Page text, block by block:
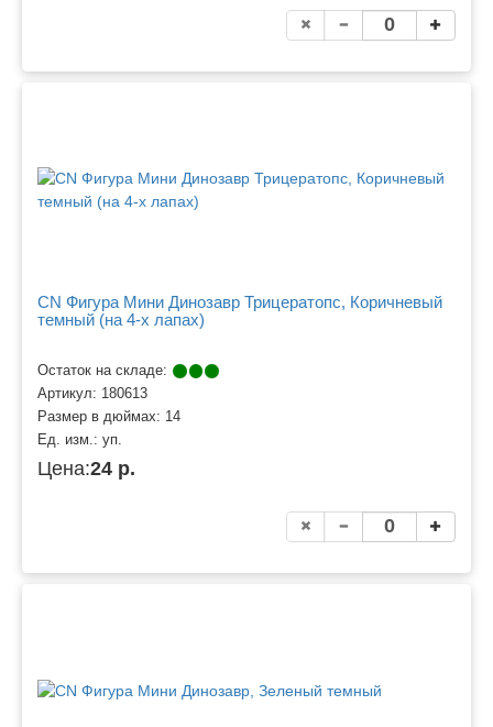
CN Фигура Мини Динозавр Трицератопс, Коричневый
темный (на 4-х лапах)
Остаток на складе:
Артикул: 180613
Размер в дюймах: 14
Ед. изм.: уп.
Цена:24 р.